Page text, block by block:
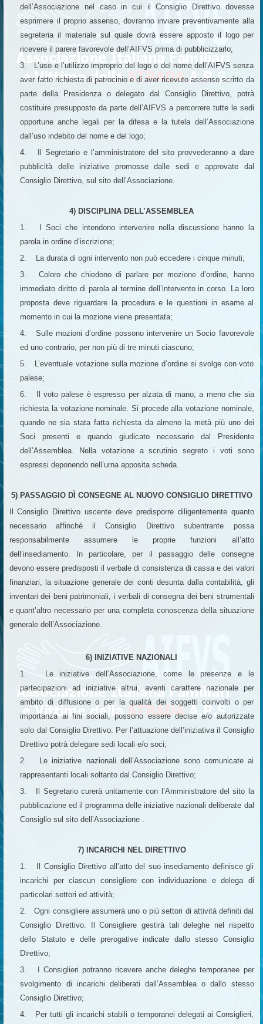
dell’Associazione nel caso in cui il Consiglio Direttivo dovesse
esprimere il proprio assenso, dovranno inviare preventivamente alla
segreteria il materiale sul quale dovrà essere apposto il logo per
ricevere il parere favorevole dell’AIFVS prima di pubblicizzarlo;
3. L’uso e l’utilizzo improprio del logo e del nome dell’AIFVS senza
aver fatto richiesta di patrocinio e di aver ricevuto assenso scritto da
parte della Presidenza o delegato dal Consiglio Direttivo, potrà
costituire presupposto da parte dell’AIFVS a percorrere tutte le sedi
opportune anche legali per la difesa e la tutela dell’Associazione
dall’uso indebito del nome e del logo;
4. Il Segretario e l’amministratore del sito provvederanno a dare
pubblicità delle iniziative promosse dalle sedi e approvate dal
Consiglio Direttivo, sul sito dell’Associazione.
4) DISCIPLINA DELL’ASSEMBLEA
1. I Soci che intendono intervenire nella discussione hanno la
parola in ordine d’iscrizione;
2. La durata di ogni intervento non può eccedere i cinque minuti;
3. Coloro che chiedono di parlare per mozione d’ordine, hanno
immediato diritto di parola al termine dell’intervento in corso. La loro
proposta deve riguardare la procedura e le questioni in esame al
momento in cui la mozione viene presentata;
4. Sulle mozioni d’ordine possono intervenire un Socio favorevole
ed uno contrario, per non più di tre minuti ciascuno;
5. L’eventuale votazione sulla mozione d’ordine si svolge con voto
palese;
6. Il voto palese è espresso per alzata di mano, a meno che sia
richiesta la votazione nominale. Si procede alla votazione nominale,
quando ne sia stata fatta richiesta da almeno la metà più uno dei
Soci presenti e quando giudicato necessario dal Presidente
dell’Assemblea. Nella votazione a scrutinio segreto i voti sono
espressi deponendo nell’urna apposita scheda.
5) PASSAGGIO DÌ CONSEGNE AL NUOVO CONSIGLIO DIRETTIVO
Il Consiglio Direttivo uscente deve predisporre diligentemente quanto
necessario affinché il Consiglio Direttivo subentrante possa
responsabilmente assumere le proprie funzioni all’atto
dell’insediamento. In particolare, per il passaggio delle consegne
devono essere predisposti il verbale di consistenza di cassa e dei valori
finanziari, la situazione generale dei conti desunta dalla contabilità, gli
inventari dei beni patrimoniali, i verbali di consegna dei beni strumentali
e quant’altro necessario per una completa conoscenza della situazione
generale dell’Associazione.
6) INIZIATIVE NAZIONALI
1. Le iniziative dell’Associazione, come le presenze e le
partecipazioni ad iniziative altrui, aventi carattere nazionale per
ambito di diffusione o per la qualità dei soggetti coinvolti o per
importanza ai fini sociali, possono essere decise e/o autorizzate
solo dal Consiglio Direttivo. Per l’attuazione dell’iniziativa il Consiglio
Direttivo potrà delegare sedi locali e/o soci;
2. Le iniziative nazionali dell’Associazione sono comunicate ai
rappresentanti locali soltanto dal Consiglio Direttivo;
3. Il Segretario curerà unitamente con l’Amministratore del sito la
pubblicazione ed il programma delle iniziative nazionali deliberate dal
Consiglio sul sito dell’Associazione .
7) INCARICHI NEL DIRETTIVO
1. Il Consiglio Direttivo all’atto del suo insediamento definisce gli
incarichi per ciascun consigliere con individuazione e delega di
particolari settori ed attività;
2. Ogni consigliere assumerà uno o più settori di attività definiti dal
Consiglio Direttivo. Il Consigliere gestirà tali deleghe nel rispetto
dello Statuto e delle prerogative indicate dallo stesso Consiglio
Direttivo;
3. I Consiglieri potranno ricevere anche deleghe temporanee per
svolgimento di incarichi deliberati dall’Assemblea o dallo stesso
Consiglio Direttivo;
4. Per tutti gli incarichi stabili o temporanei delegati ai Consiglieri,